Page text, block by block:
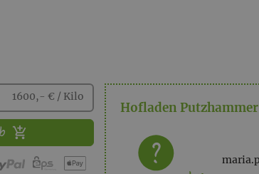
1600,- € / Kilo
Hofladen Putzhammer